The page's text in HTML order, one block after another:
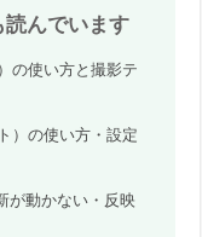
読んでいます
の使い方と撮影テ
）の使い方・設定
が動かない・反映